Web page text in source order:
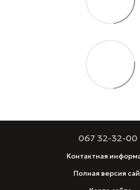
067 32-32-00
Контактная
Полная версия